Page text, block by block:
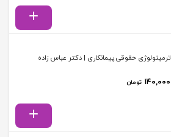
ترمینولوژی حقوقی پیمانکاری | دکتر عباس زاده
۱۴۰,۰۰۰ تومان